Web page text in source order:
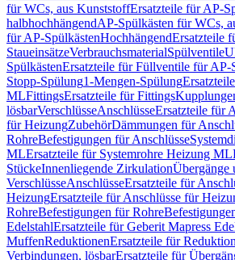
für WCs, aus KunststoffErsatzteile für AP-
halbhochhängendAP-Spülkästen für WCs,
für AP-SpülkästenHochhängendErsatzteile
StaueinsätzeVerbrauchsmaterialSpülventile
SpülkästenErsatzteile für Füllventile für AP-
Stopp-Spülung1-Mengen-Spülung
MLFittingsErsatzteile für Fittings
lösbarVerschlüsseAnschlüsseErsatzteile für
für HeizungZubehörDämmungen für
RohreBefestigungen für Anschlüsse
MLErsatzteile für Systemrohre Heizung ML
StückeInnenliegende ZirkulationÜbergänge
VerschlüsseAnschlüsseErsatzteile für
HeizungErsatzteile für Anschlüsse für
RohreBefestigungen für Rohre
EdelstahlErsatzteile für Geberit Mapress
MuffenReduktionenErsatzteile für
Verbindungen, lösbarErsatzteile für